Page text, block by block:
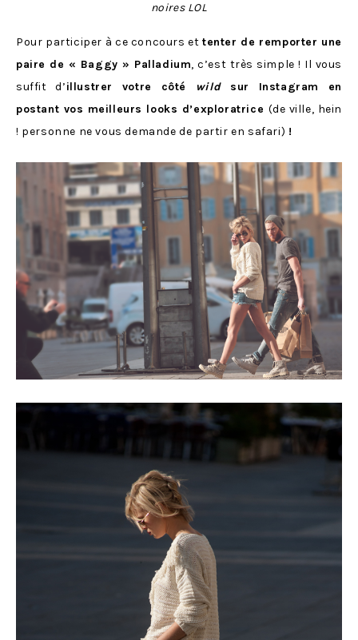
noires LOL
Pour participer à ce concours ettenter de remporter une
paire de « Baggy » Palladium, c’est très simple ! Il vous
suffit d’illustrer votre côté wildsur Instagram en
postant vos meilleurs looks d’exploratrice (de ville, hein
! personne ne vous demande de partir en safari) !